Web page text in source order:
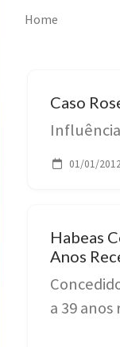
Home
Caso
01/01/
Habeas
Anos
a 39